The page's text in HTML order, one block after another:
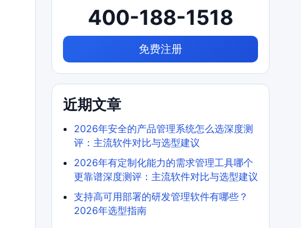
400-188-1518
免费注册
近期文章
2026年安全的产品管理系统怎么选深度测
评：主流软件对比与选型建议
2026年有定制化能力的需求管理工具哪个
更靠谱深度测评：主流软件对比与选型建议
支持高可用部署的研发管理软件有哪些？
2026年选型指南